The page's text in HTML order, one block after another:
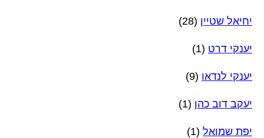
יחיאל שטיין (28)
יענקי דרט (1)
יענקי לנדאו (9)
יעקב דוב כהן (1)
יפת שמואל (1)